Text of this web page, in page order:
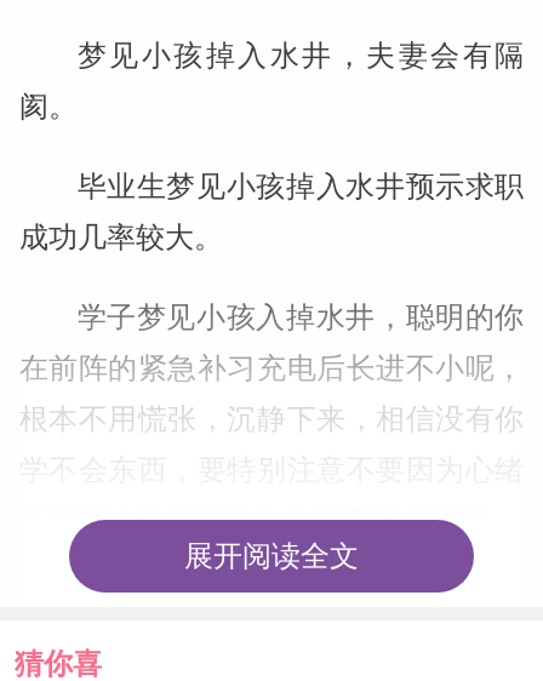
梦见小孩掉入水井，夫妻会有隔
阂。
毕业生梦见小孩掉入水井预示求职
成功几率较大。
学子梦见小孩入掉水井，聪明的你
在前阵的紧急补习充电后长进不小呢，
根本不用慌张，沉静下来，相信没有你
不宁而冲动消费粗心大意忘写名字哦。
打工族梦见小孩掉入水井，说明你
颇有工作激情，往往同时关注几个项
展开阅读全文
猜你喜